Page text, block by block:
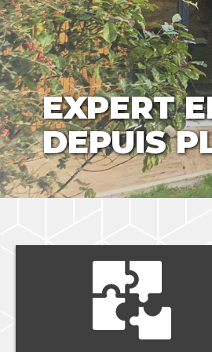
EXPERT